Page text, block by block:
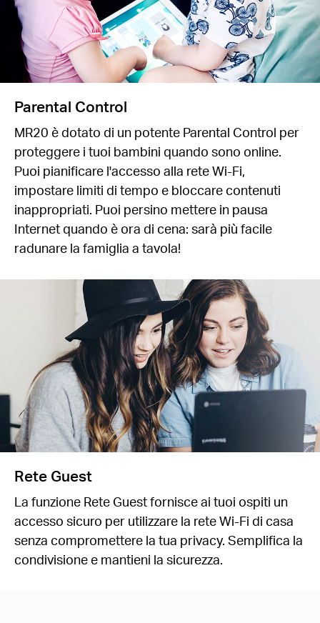
Parental Control
MR20 è dotato di un potente Parental Control per
proteggere i tuoi bambini quando sono online.
Puoi pianificare l'accesso alla rete Wi-Fi,
impostare limiti di tempo e bloccare contenuti
inappropriati. Puoi persino mettere in pausa
Internet quando è ora di cena: sarà più facile
radunare la famiglia a tavola!
Rete Guest
La funzione Rete Guest fornisce ai tuoi ospiti un
accesso sicuro per utilizzare la rete Wi-Fi di casa
senza compromettere la tua privacy. Semplifica la
condivisione e mantieni la sicurezza.